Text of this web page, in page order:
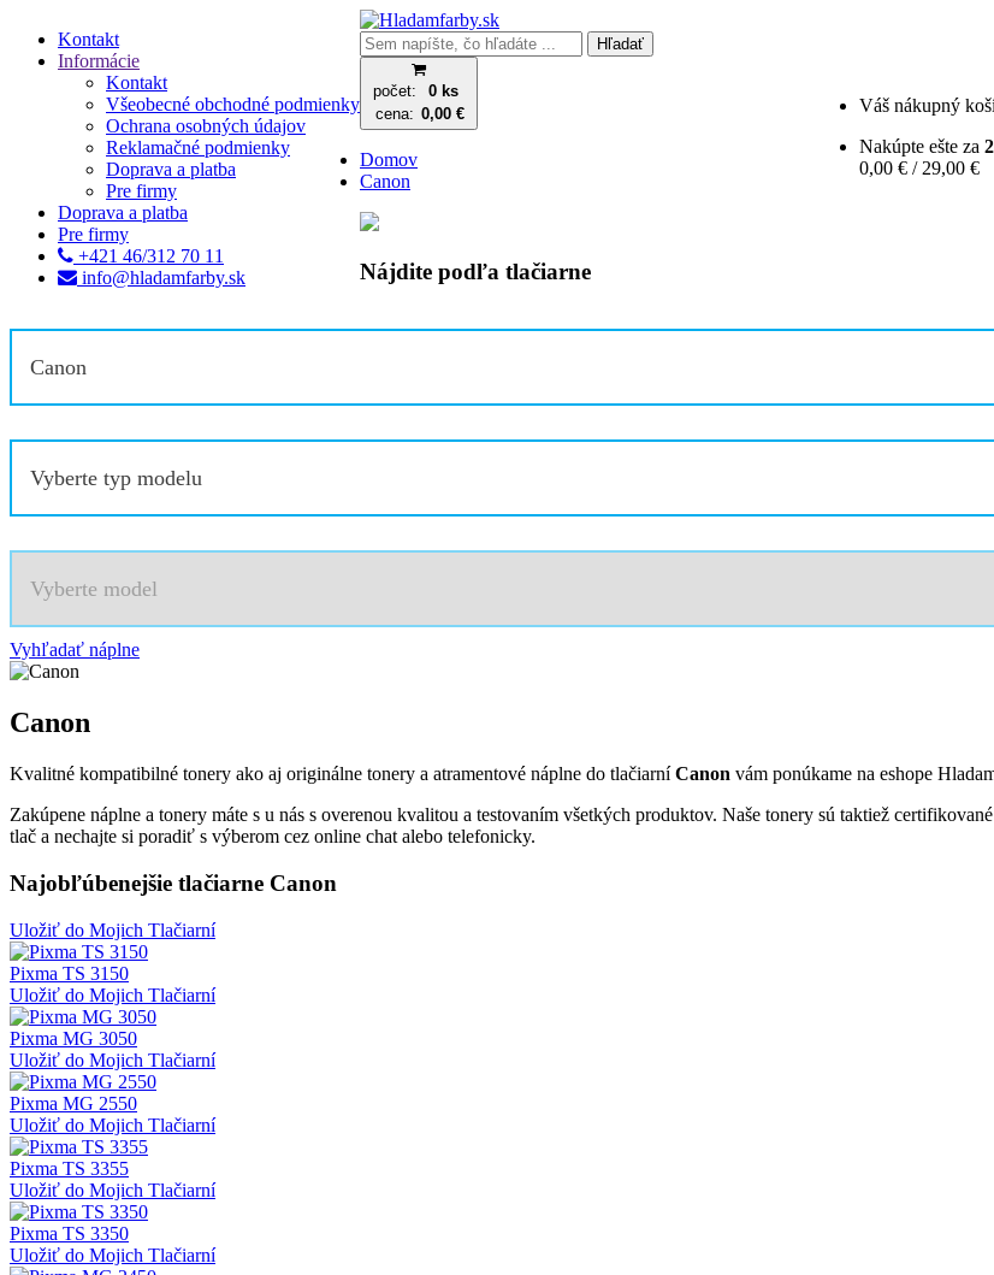
Kontakt
Informácie
Kontakt
Všeobecné obchodné podmienky
Ochrana osobných údajov
Reklamačné podmienky
Doprava a platba
Pre firmy
Doprava a platba
Pre firmy
+421 46/312 70 11
info@hladamfarby.sk
Hľadať
počet:
0 ks
cena: 0,00 €
Váš nákupný
Nakúpte ešte za
0,00 € / 29,00 €
Domov
Canon
Nájdite podľa tlačiarne
Canon
Vyberte typ modelu
Vyberte model
Vyhľadať náplne
Canon
Kvalitné kompatibilné tonery ako aj originálne tonery a atramentové náplne do tlačiarníCanon vám ponúkame na eshope
Zakúpene náplne a tonery máte s u nás s overenou kvalitou a testovaním všetkých produktov. Naše tonery sú taktiež
tlač a nechajte si poradiť s výberom cez online chat alebo telefonicky.
Najobľúbenejšie tlačiarne Canon
Uložiť do Mojich Tlačiarní
Pixma TS 3150
Uložiť do Mojich Tlačiarní
Pixma MG 3050
Uložiť do Mojich Tlačiarní
Pixma MG 2550
Uložiť do Mojich Tlačiarní
Pixma TS 3355
Uložiť do Mojich Tlačiarní
Pixma TS 3350
Uložiť do Mojich Tlačiarní